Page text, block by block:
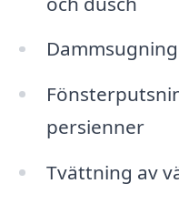
persienner
Tvättning av